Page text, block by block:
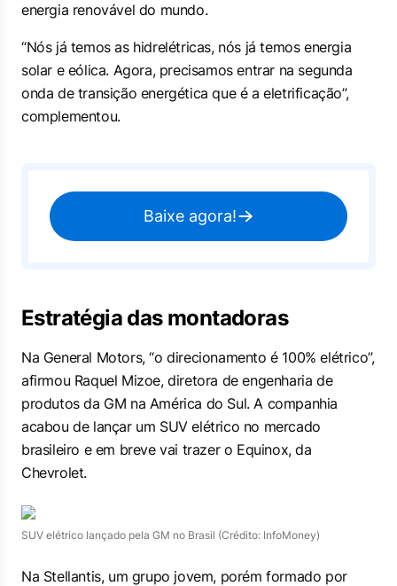
energia renovável do mundo.
“Nós já temos as hidrelétricas, nós já temos energia
solar e eólica. Agora, precisamos entrar na segunda
onda de transição energética que é a eletrificação”,
complementou.
Baixe agora!
Estratégia das montadoras
Na General Motors, “o direcionamento é 100% elétrico”,
afirmou Raquel Mizoe, diretora de engenharia de
produtos da GM na América do Sul. A companhia
acabou de lançar um SUV elétrico no mercado
brasileiro e em breve vai trazer o Equinox, da
Chevrolet.
SUV elétrico lançado pela GM no Brasil (Crédito: InfoMoney)
Na Stellantis, um grupo jovem, porém formado por